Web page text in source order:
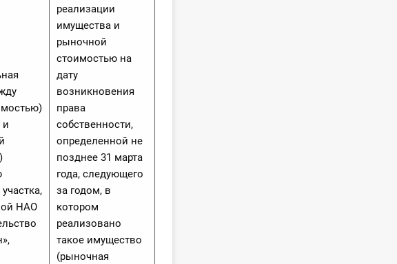
и
НАО
реализации
имущества и
рыночной
стоимостью на
дату
возникновения
права
собственности,
определенной не
позднее 31 марта
года, следующего
за годом, в
котором
реализовано
такое имущество
(рыночная